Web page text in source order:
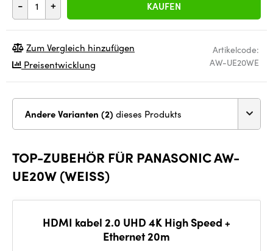
- + KAUFEN
Artikelcode:
AW-UE20WE
Zum Vergleich hinzufügen
Preisentwicklung
Andere Varianten (2) dieses Produkts
TOP-ZUBEHÖR FÜR PANASONIC AW-
UE20W (WEISS)
HDMI kabel 2.0 UHD 4K High Speed +
Ethernet 20m